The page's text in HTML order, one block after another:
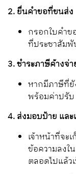
2. ยื่นคำขอที่ขนส่ง
กรอกใบคำ
ที่ประชาสัม
3. ชำระภาษีค้างจ่
หากมีภาษีที่ยั
พร้อมค่าปรับ
4. ส่งมอบป้าย และ
เจ้าหน้าที่จะ
ข้อความลงใ
ตลอดไปแล้ว